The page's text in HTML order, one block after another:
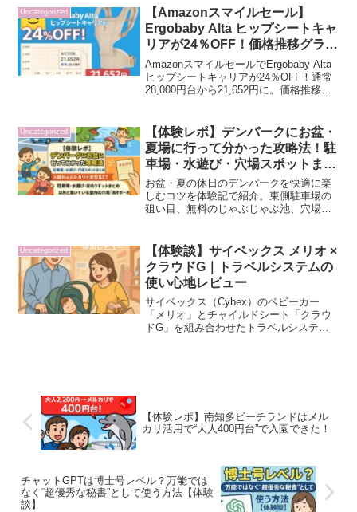
ャーをお得に楽しめます。
Uncategorized
【Amazonスマイルセール】
Ergobaby Alta ヒップシートキャ
リアが24％OFF！価格推移グラフ
で分かる“今が買い時”
AmazonスマイルセールでErgobaby Alta
ヒップシートキャリアが24％OFF！通常
28,000円台から21,652円に。価格推移グ
Uncategorized
【体験レポ】デンパークにお盆・
夏場に行って分かった攻略法！駐
車場・水遊び・穴場スポットまと
め
お盆・夏の休日のデンパークを快適に楽
しむコツを体験記で紹介。東側駐車場の
狙い目、無料のじゃぶじゃぶ池、穴場の
お得情報も解説！
Uncategorized
【体験談】サイベックス メリオ ×
クラウドG｜トラベルシステムの
使い心地レビュー
サイベックス（Cybex）のベビーカー
「メリオ」とチャイルドシート「クラウ
ドG」を組み合わせたトラベルシステム
【体験レポ】南知多ビーチランドはメル
カリ活用で“大人400円台”で入園できた！
チャットGPTは博士号レベル？万能では
なく“超優秀な秘書”として使う方法【体験
談】